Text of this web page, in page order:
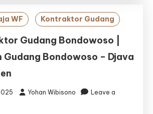
WF Kontraktor Gudang
Gudang Bondowoso |
Gudang Bondowoso – Djava
Yohan Wibisono
Leave a